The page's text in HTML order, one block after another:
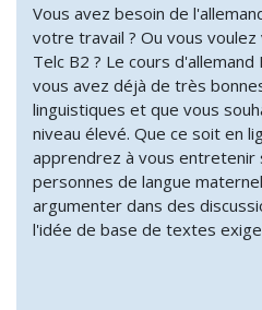
Vous avez besoin de
votre travail ? Ou vous
Telc B2 ? Le cours
vous avez déjà de très
linguistiques et que vous
niveau élevé. Que ce soit en
apprendrez à vous entretenir
personnes de langue
argumenter dans des
l'idée de base de textes